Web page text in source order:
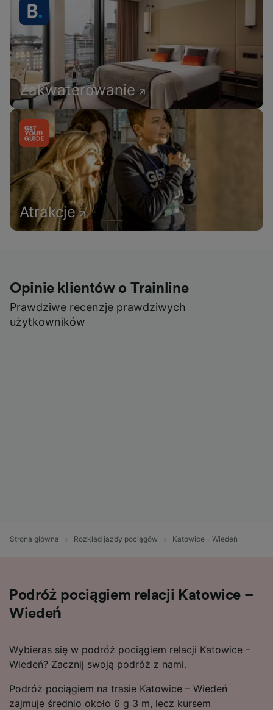
Zakwaterowanie
Atrakcje
Opinie klientów o Trainline
Prawdziwe recenzje prawdziwych
użytkowników
Strona główna Rozkład jazdy pociągów Katowice - Wiedeń
Podróż pociągiem relacji Katowice –
Wiedeń
Wybieras się w podróż pociągiem relacji Katowice –
Wiedeń? Zacznij swoją podróż z nami.
Podróż pociągiem na trasie Katowice – Wiedeń
zajmuje średnio około 6 g 3 m, lecz kursem